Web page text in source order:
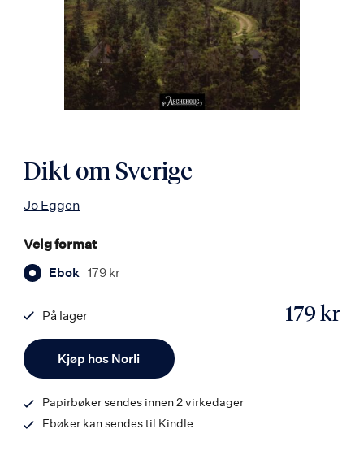
Dikt om Sverige
Jo Eggen
Velg format
Ebok 179 kr
Kjøp hos Norli
179 kr
På lager
9788203268625
Papirbøker sendes innen 2 virkedager
Ebøker kan sendes til Kindle